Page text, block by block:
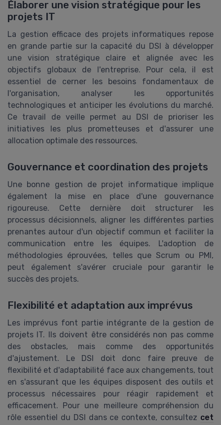
Élaborer une vision stratégique pour les
projets IT
La gestion efficace des projets informatiques repose
en grande partie sur la capacité du DSI à développer
une vision stratégique claire et alignée avec les
objectifs globaux de l'entreprise. Pour cela, il est
essentiel de cerner les besoins fondamentaux de
l'organisation, analyser les opportunités
technologiques et anticiper les évolutions du marché.
Ce travail de veille permet au DSI de prioriser les
initiatives les plus prometteuses et d'assurer une
allocation optimale des ressources.
Gouvernance et coordination des projets
Une bonne gestion de projet informatique implique
également la mise en place d'une gouvernance
rigoureuse. Cette dernière doit structurer les
processus décisionnels, aligner les différentes parties
prenantes autour d'un objectif commun et faciliter la
communication entre les équipes. L'adoption de
méthodologies éprouvées, telles que Scrum ou PMI,
peut également s'avérer cruciale pour garantir le
succès des projets.
Flexibilité et adaptation aux imprévus
Les imprévus font partie intégrante de la gestion de
projets IT. Ils doivent être considérés non pas comme
des obstacles, mais comme des opportunités
d'ajustement. Le DSI doit donc faire preuve de
flexibilité et d'adaptabilité face aux changements, tout
en s'assurant que les équipes disposent des outils et
processus nécessaires pour réagir rapidement et
efficacement. Pour une meilleure compréhension du
rôle essentiel du DSI dans ce contexte, consultez cet